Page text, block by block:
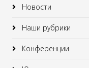
Новости
Наши рубрики
Конференции